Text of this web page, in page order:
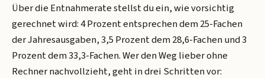
Über die Entnahmerate stellst du ein, wie vorsichtig
gerechnet wird: 4 Prozent entsprechen dem 25-Fachen
der Jahresausgaben, 3,5 Prozent dem 28,6-Fachen und 3
Prozent dem 33,3-Fachen. Wer den Weg lieber ohne
Rechner nachvollzieht, geht in drei Schritten vor: